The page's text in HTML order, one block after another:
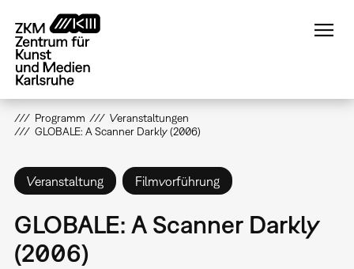
zum
Inhalt
Programm
Veranstaltungen
GLOBALE: A Scanner Darkly (2006)
Veranstaltung Filmvorführung
GLOBALE: A Scanner Darkly
(2006)